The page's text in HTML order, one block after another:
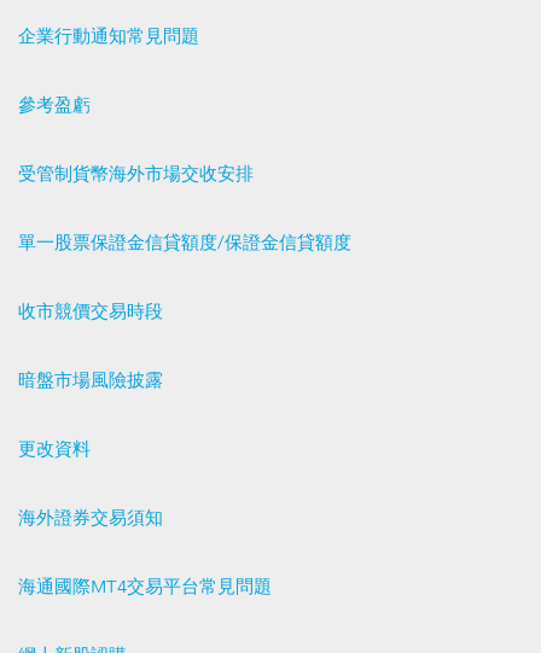
企業行動通知常見問題
參考盈虧
受管制貨幣海外市場交收安排
單一股票保證金信貸額度/保證金信貸額度
收市競價交易時段
暗盤市場風險披露
更改資料
海外證券交易須知
海通國際MT4交易平台常見問題